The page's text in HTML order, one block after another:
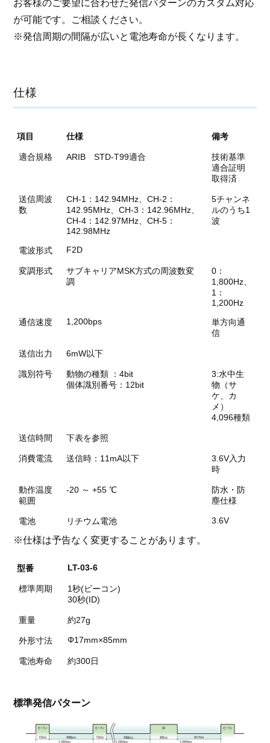
お客様のご要望に合わせた発信パターンのカスタム対応
が可能です。ご相談ください。
※発信周期の間隔が広いと電池寿命が長くなります。
仕様
項目 仕様 備考
適合規格 ARIB STD-T99適合
技術基準
適合証明
取得済
送信周波
数
CH-1：142.94MHz、CH-2：
142.95MHz、CH-3：142.96MHz、
CH-4：142.97MHz、CH-5：
142.98MHz
5チャンネ
ルのうち1
波
電波形式 F2D
変調形式
サブキャリアMSK方式の周波数変
調
0：
1,800Hz、
1：
1,200Hz
通信速度 1,200bps
単方向通
信
送信出力 6mW以下
識別符号
動物の種類 ：4bit
個体識別番号：12bit
3:水中生
物（サ
ケ、カ
メ）
4,096種類
送信時間 下表を参照
消費電流 送信時：11mA以下
3.6V入力
時
動作温度
範囲
-20 ～ +55 ℃
防水・防
塵仕様
電池 リチウム電池 3.6V
※仕様は予告なく変更することがあります。
型番 LT-03-6
標準周期
1秒(ビーコン)
30秒(ID)
重量 約27g
外形寸法 Φ17mm×85mm
電池寿命 約300日
標準発信パターン